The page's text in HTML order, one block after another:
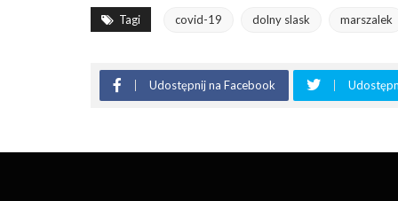
Tagi covid-19 dolny slask marszalek
Udostępnij na Facebook